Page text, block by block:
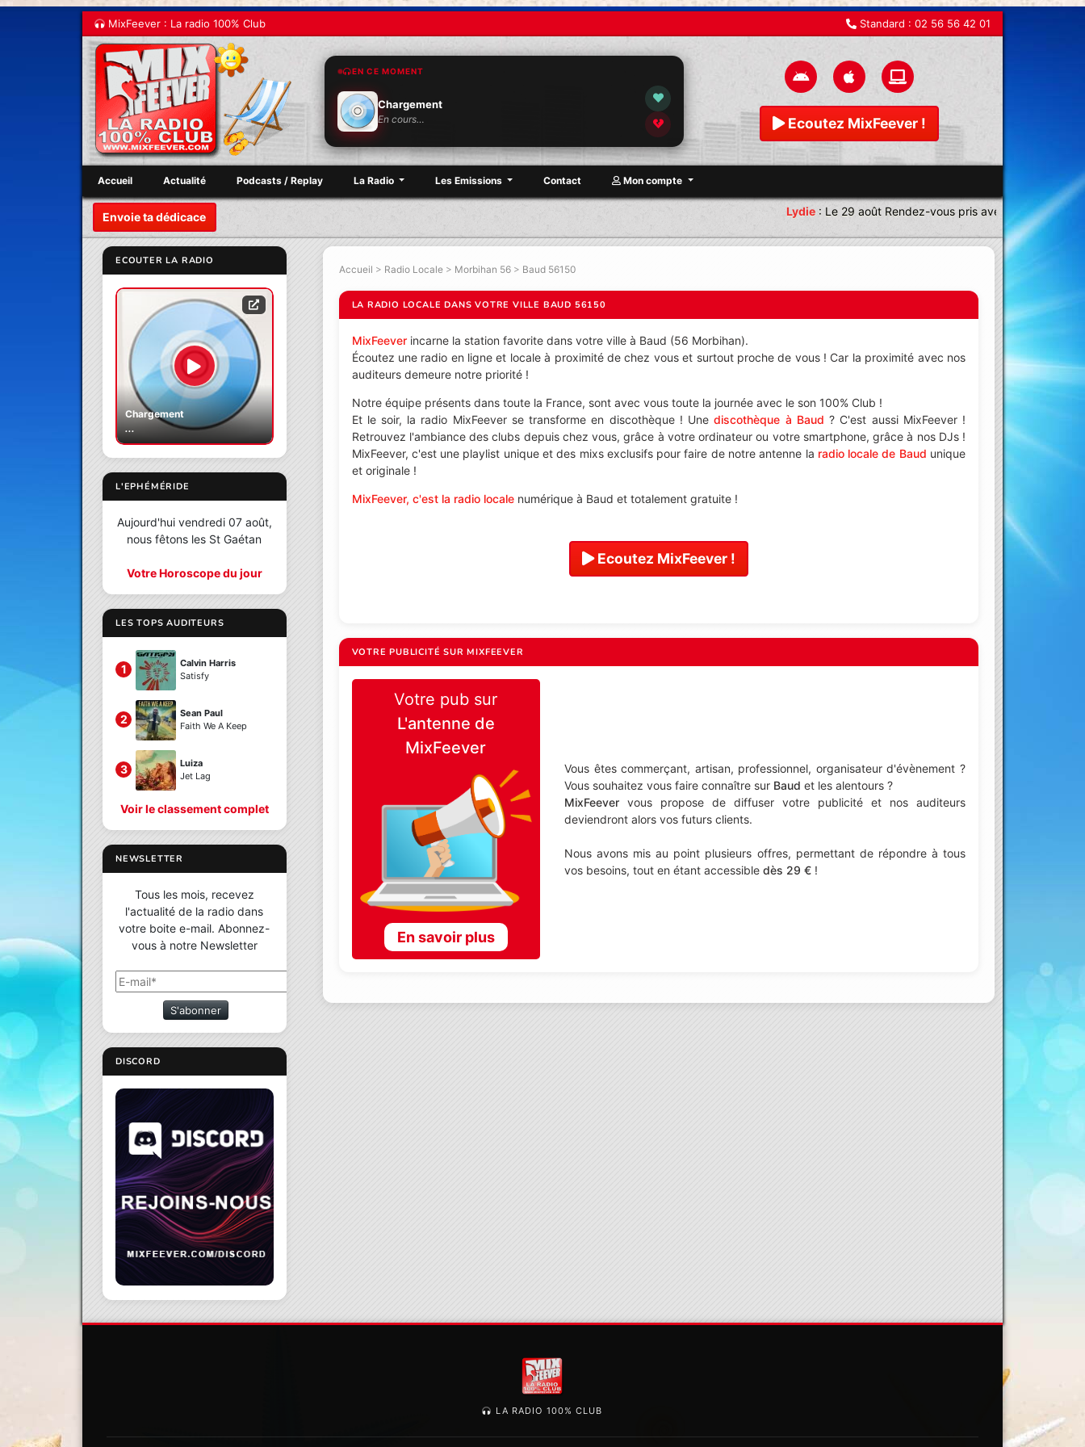
MixFeever : La radio 100% Club Standard : 02 56 56 42 01
EN CE MOMENT
Chargement
En cours… Ecoutez MixFeever !
Accueil Actualité Podcasts / Replay La Radio Les Emissions Contact Mon compte
Envoie ta dédicace Lydie:Le 29 août Rendez-vous pris avec une équipe
ECOUTER LA RADIO
Chargement
...
L'EPHÉMÉRIDE
Aujourd'hui vendredi 07 août,
nous fêtons les St Gaétan
Votre Horoscope du jour
LES TOPS AUDITEURS
1
Calvin Harris
Satisfy
2
Sean Paul
Faith We A Keep
3
Luiza
Jet Lag
Voir le classement complet
NEWSLETTER
Tous les mois, recevez
l'actualité de la radio dans
votre boite e-mail. Abonnez-
vous à notre Newsletter
S'abonner
DISCORD
Accueil > Radio Locale> Morbihan 56> Baud 56150
LA RADIO LOCALE DANS VOTRE VILLE BAUD 56150
MixFeeverincarne la station favorite dans votre ville à Baud (56 Morbihan).
Écoutez une radio en ligne et locale à proximité de chez vous et surtout proche de vous ! Car la proximité avec nos
auditeurs demeure notre priorité !
Notre équipe présents dans toute la France, sont avec vous toute la journée avec le son 100% Club !
Et le soir, la radio MixFeever se transforme en discothèque ! Unediscothèque à Baud ? C'est aussi MixFeever !
Retrouvez l'ambiance des clubs depuis chez vous, grâce à votre ordinateur ou votre smartphone, grâce à nos DJs !
MixFeever, c'est une playlist unique et des mixs exclusifs pour faire de notre antenne la radio locale de Baud unique
et originale !
MixFeever, c'est la radio localenumérique à Baud et totalement gratuite !
Ecoutez MixFeever !
VOTRE PUBLICITÉ SUR MIXFEEVER
Votre pub sur
L'antenne de
MixFeever
En savoir plus
Vous êtes commerçant, artisan, professionnel, organisateur d'évènement ?
Vous souhaitez vous faire connaître sur Baud et les alentours ?
MixFeever vous propose de diffuser votre publicité et nos auditeurs
deviendront alors vos futurs clients.
Nous avons mis au point plusieurs offres, permettant de répondre à tous
vos besoins, tout en étant accessibledès 29 € !
LA RADIO 100% CLUB